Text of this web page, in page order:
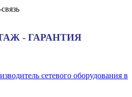
- ГАРАНТИЯ
сетевого оборудования в